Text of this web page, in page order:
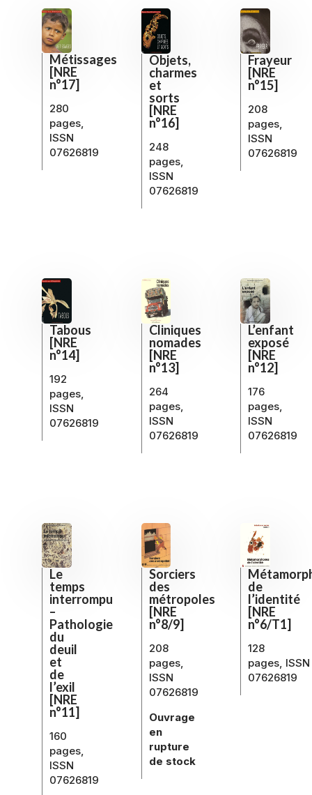
Métissages
[NRE
n°17]
280
pages,
ISSN
07626819
Objets,
charmes
et
sorts
[NRE
n°16]
248
pages,
ISSN
07626819
Frayeur
[NRE
n°15]
208
pages,
ISSN
07626819
Tabous
[NRE
n°14]
192
pages,
ISSN
07626819
Cliniques
nomades
[NRE
n°13]
264
pages,
ISSN
07626819
L’enfant
exposé
[NRE
n°12]
176
pages,
ISSN
07626819
Le
temps
interrompu
–
Pathologie
du
deuil
et
de
l’exil
[NRE
n°11]
160
pages,
ISSN
07626819
Sorciers
des
métropoles
[NRE
n°8/9]
208
pages,
ISSN
07626819
Ouvrage
en
rupture
de stock
de
l’identité
[NRE
n°6/T1]
128
pages, ISSN
07626819